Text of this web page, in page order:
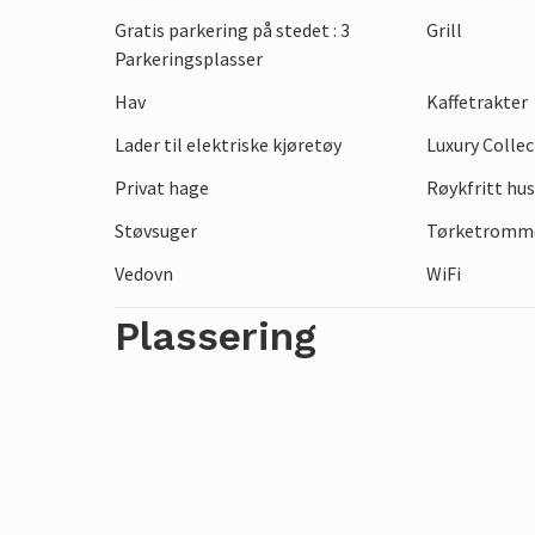
Stranden ligger ikke langt unna, så du
har et godt shoppingtilbud og mange
regionen kjent for sine vakre slott og
Merk: Biler kan ikke parkeres på gaten,
Gratis parkering på stedet : 3
Parkeringsplasser
Grill
Hav Kaffetrakter
Lader til elektriske kjøretøy
Luxury
Privat hage
Røykfritt hus
Støvsuger
Vedovn
WiFi
Plassering